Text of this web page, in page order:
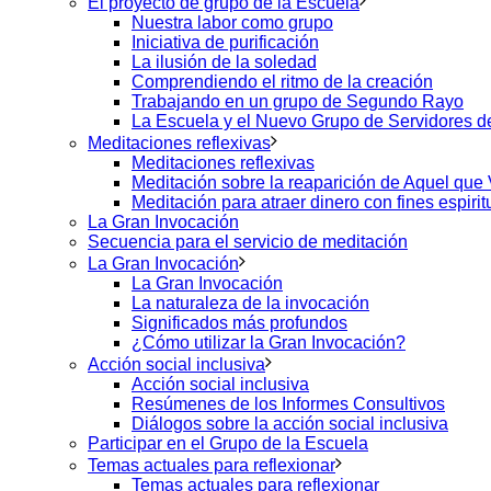
Nuestra labor como grupo
Iniciativa de purificación
La ilusión de la soledad
Comprendiendo el ritmo de la creación
Trabajando en un grupo de Segundo Rayo
La Escuela y el Nuevo Grupo de Servidores
Meditaciones reflexivas
Meditaciones reflexivas
Meditación sobre la reaparición de Aquel que
Meditación para atraer dinero con fines
La Gran Invocación
Secuencia para el servicio de meditación
La Gran Invocación
La Gran Invocación
La naturaleza de la invocación
Significados más profundos
¿Cómo utilizar la Gran Invocación?
Acción social inclusiva
Acción social inclusiva
Resúmenes de los Informes Consultivos
Diálogos sobre la acción social inclusiva
Participar en el Grupo de la Escuela
Temas actuales para reflexionar
Temas actuales para reflexionar